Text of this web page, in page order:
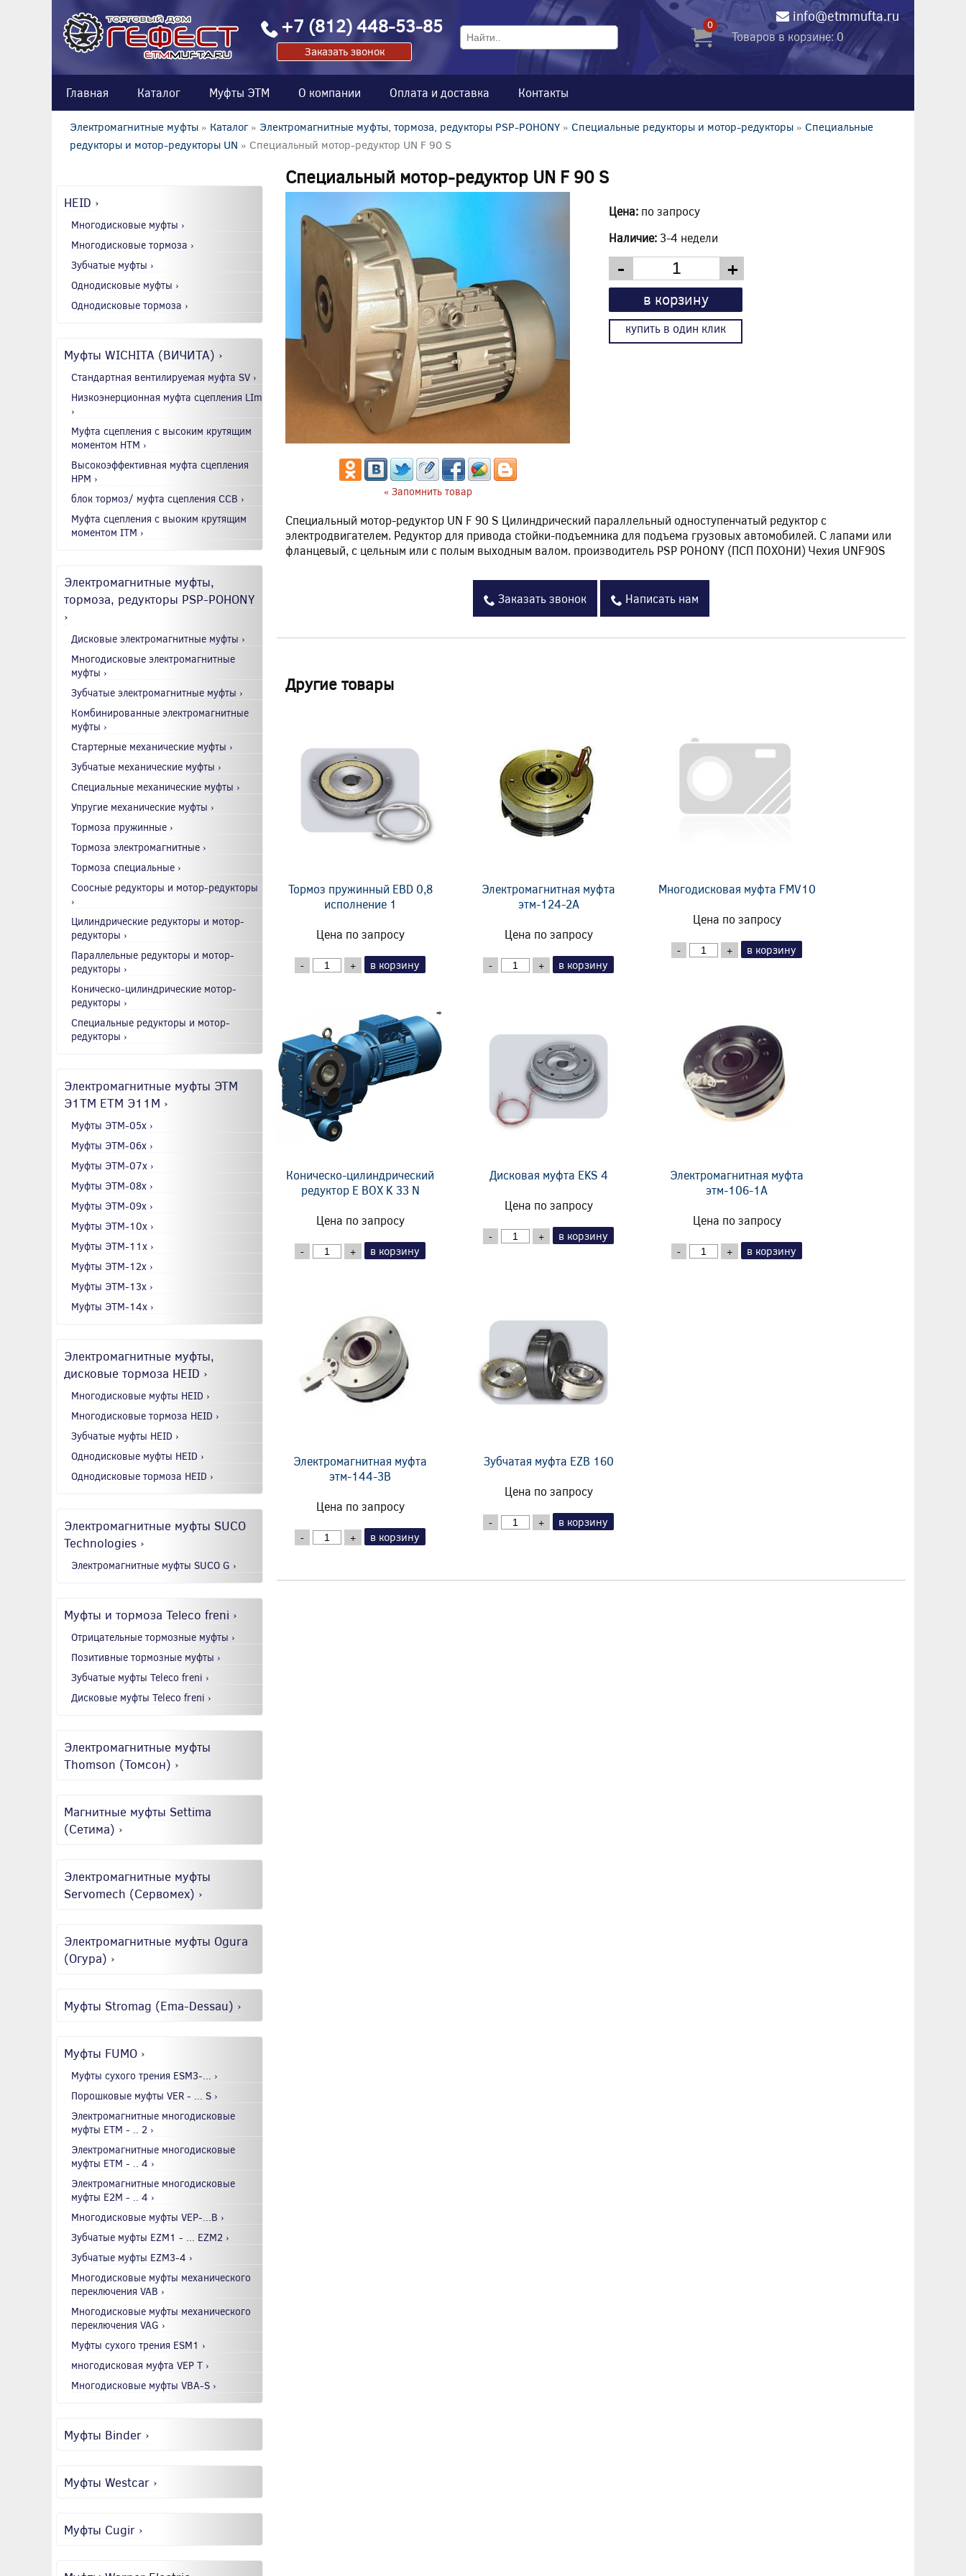
info@etmmufta.ru
+7 (812) 448-53-85
Заказать звонок
0
Товаров в корзине: 0
Главная Каталог Муфты ЭТМ О компании Оплата и доставка Контакты
Электромагнитные муфты » Каталог» Электромагнитные муфты, тормоза, редукторы PSP-POHONY » Специальные редукторы и мотор-редукторы » Специальные
редукторы и мотор-редукторы UN » Специальный мотор-редуктор UN F 90 S
HEID ›
Многодисковые муфты ›
Многодисковые тормоза ›
Зубчатые муфты ›
Однодисковые муфты ›
Однодисковые тормоза ›
Муфты WICHITA (ВИЧИТА) ›
Стандартная вентилируемая муфта SV ›
Низкоэнерционная муфта сцепления LIm
›
Муфта сцепления с высоким крутящим
моментом HTM ›
Высокоэффективная муфта сцепления
HPM ›
блок тормоз/ муфта сцепления CCB ›
Муфта сцепления с выоким крутящим
моментом ITM ›
Электромагнитные муфты,
тормоза, редукторы PSP-POHONY
›
Дисковые электромагнитные муфты ›
Многодисковые электромагнитные
муфты ›
Зубчатые электромагнитные муфты ›
Комбинированные электромагнитные
муфты ›
Стартерные механические муфты ›
Зубчатые механические муфты ›
Специальные механические муфты ›
Упругие механические муфты ›
Тормоза пружинные ›
Тормоза электромагнитные ›
Тормоза специальные ›
Соосные редукторы и мотор-редукторы
›
Цилиндрические редукторы и мотор-
редукторы ›
Параллельные редукторы и мотор-
редукторы ›
Коническо-цилиндрические мотор-
редукторы ›
Специальные редукторы и мотор-
редукторы ›
Электромагнитные муфты ЭТМ
Э1ТМ ETM Э11М ›
Муфты ЭТМ-05x ›
Муфты ЭТМ-06x ›
Муфты ЭТМ-07x ›
Муфты ЭТМ-08x ›
Муфты ЭТМ-09x ›
Муфты ЭТМ-10x ›
Муфты ЭТМ-11x ›
Муфты ЭТМ-12x ›
Муфты ЭТМ-13x ›
Муфты ЭТМ-14x ›
Электромагнитные муфты,
дисковые тормоза HEID ›
Многодисковые муфты HEID ›
Многодисковые тормоза HEID ›
Зубчатые муфты HEID ›
Однодисковые муфты HEID ›
Однодисковые тормоза HEID ›
Электромагнитные муфты SUCO
Technologies ›
Электромагнитные муфты SUCO G ›
Муфты и тормоза Teleco freni ›
Отрицательные тормозные муфты ›
Позитивные тормозные муфты ›
Зубчатые муфты Teleco freni ›
Дисковые муфты Teleco freni ›
Электромагнитные муфты
Thomson (Томсон) ›
Магнитные муфты Settima
(Сетима) ›
Электромагнитные муфты
Servomech (Сервомех) ›
Электромагнитные муфты Ogura
(Огура) ›
Муфты Stromag (Ema-Dessau) ›
Муфты FUMO ›
Муфты сухого трения ESM3-... ›
Порошковые муфты VER - ... S ›
Электромагнитные многодисковые
муфты EТМ - .. 2 ›
Электромагнитные многодисковые
муфты EТМ - .. 4 ›
Электромагнитные многодисковые
муфты E2М - .. 4 ›
Многодисковые муфты VEP-...B ›
Зубчатые муфты EZM1 - ... EZM2 ›
Зубчатые муфты EZM3-4 ›
Многодисковые муфты механического
переключения VAB ›
Многодисковые муфты механического
переключения VAG ›
Муфты сухого трения ESM1 ›
многодисковая муфта VEP T ›
Многодисковые муфты VBA-S ›
Муфты Binder ›
Муфты Westcar ›
Муфты Cugir ›
Специальный мотор-редуктор UN F 90 S
« Запомнить товар
Цена: по запросу
Наличие: 3-4 недели
- +
в корзину
купить в один клик
Специальный мотор-редуктор UN F 90 S Цилиндрический параллельный одноступенчатый редуктор с
электродвигателем. Редуктор для привода стойки-подъемника для подъема грузовых автомобилей. С лапами или
фланцевый, с цельным или с полым выходным валом. производитель PSP POHONY (ПСП ПОХОНИ) Чехия UNF90S
Заказать звонок Написать нам
Другие товары
Тормоз пружинный EBD 0,8
исполнение 1
Цена по запросу
- + в корзину
Электромагнитная муфта
этм-124-2А
Цена по запросу
- + в корзину
Многодисковая муфта FMV10
Цена по запросу
- + в корзину
Коническо-цилиндрический
редуктор E BOX K 33 N
Цена по запросу
- + в корзину
Дисковая муфта EKS 4
Цена по запросу
- + в корзину
Электромагнитная муфта
этм-106-1А
Цена по запросу
- + в корзину
Электромагнитная муфта
этм-144-3В
Цена по запросу
- + в корзину
Зубчатая муфта EZB 160
Цена по запросу
- + в корзину